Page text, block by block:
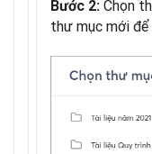
Bước 2: Chọn
thư mục mới